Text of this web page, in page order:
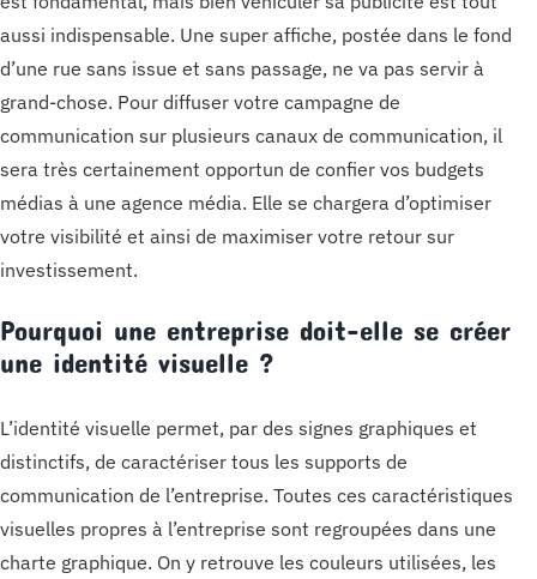
aussi indispensable. Une super affiche, postée dans le fond
d’une rue sans issue et sans passage, ne va pas servir à
grand-chose. Pour diffuser votre campagne de
communication sur plusieurs canaux de communication, il
sera très certainement opportun de confier vos budgets
médias à une agence média. Elle se chargera d’optimiser
votre visibilité et ainsi de maximiser votre retour sur
investissement.
Pourquoi une entreprise doit-elle se créer
une identité visuelle ?
L’identité visuelle permet, par des signes graphiques et
distinctifs, de caractériser tous les supports de
communication de l’entreprise. Toutes ces caractéristiques
visuelles propres à l’entreprise sont regroupées dans une
charte graphique. On y retrouve les couleurs utilisées, les